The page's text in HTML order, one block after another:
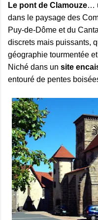
Le pont de Clamouze…
dans le paysage des
Puy‑de‑Dôme et du
discrets mais puissants,
géographie tourmentée
Niché dans un site
entouré de pentes